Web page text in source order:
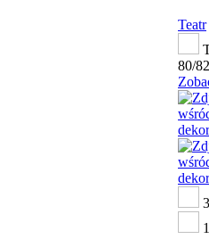
Teatr
80/